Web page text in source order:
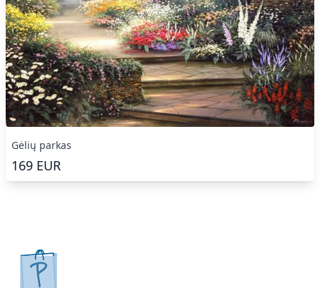
Gėlių parkas
169 EUR
pirkpaveiksla.lt